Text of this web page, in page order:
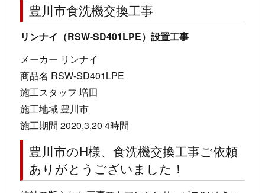
豊川市食洗機交換工事
リンナイ（RSW-SD401LPE）設置工事
メーカー リンナイ
商品名 RSW-SD401LPE
施工スタッフ 増田
施工地域 豊川市
施工期間 2020,3,20 4時間
豊川市のH様、食洗機交換工事ご依頼
ありがとうございました！